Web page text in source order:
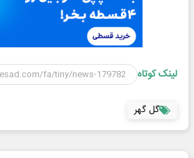
لینک کوتاه
گل گهر